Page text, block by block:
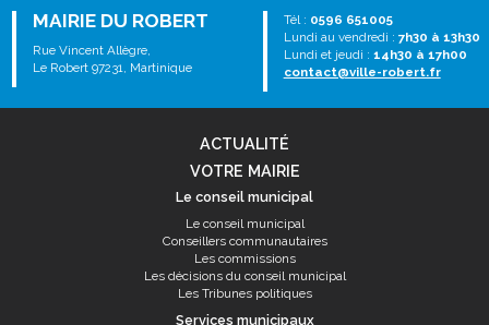
MAIRIE DU ROBERT
Rue Vincent Allègre,
Le Robert 97231, Martinique
Tél : 0596 651005
Lundi au vendredi : 7h30 à 13h30
Lundi et jeudi : 14h30 à 17h00
contact@ville-robert.fr
ACTUALITÉ
VOTRE MAIRIE
Le conseil municipal
Le conseil municipal
Conseillers communautaires
Les commissions
Les décisions du conseil municipal
Les Tribunes politiques
Services municipaux